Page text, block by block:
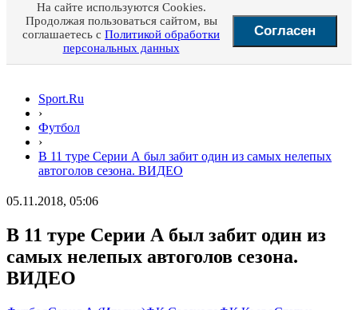
На сайте используются Cookies.
Продолжая пользоваться сайтом, вы
соглашаетесь с Политикой обработки
персональных данных
Согласен
Sport.Ru
›
Футбол
›
В 11 туре Серии А был забит один из самых нелепых
автоголов сезона. ВИДЕО
05.11.2018, 05:06
В 11 туре Серии А был забит один из
самых нелепых автоголов сезона.
ВИДЕО